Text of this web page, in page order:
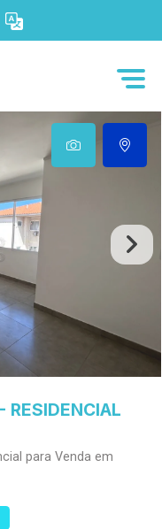
RESIDENCIAL
para Venda em